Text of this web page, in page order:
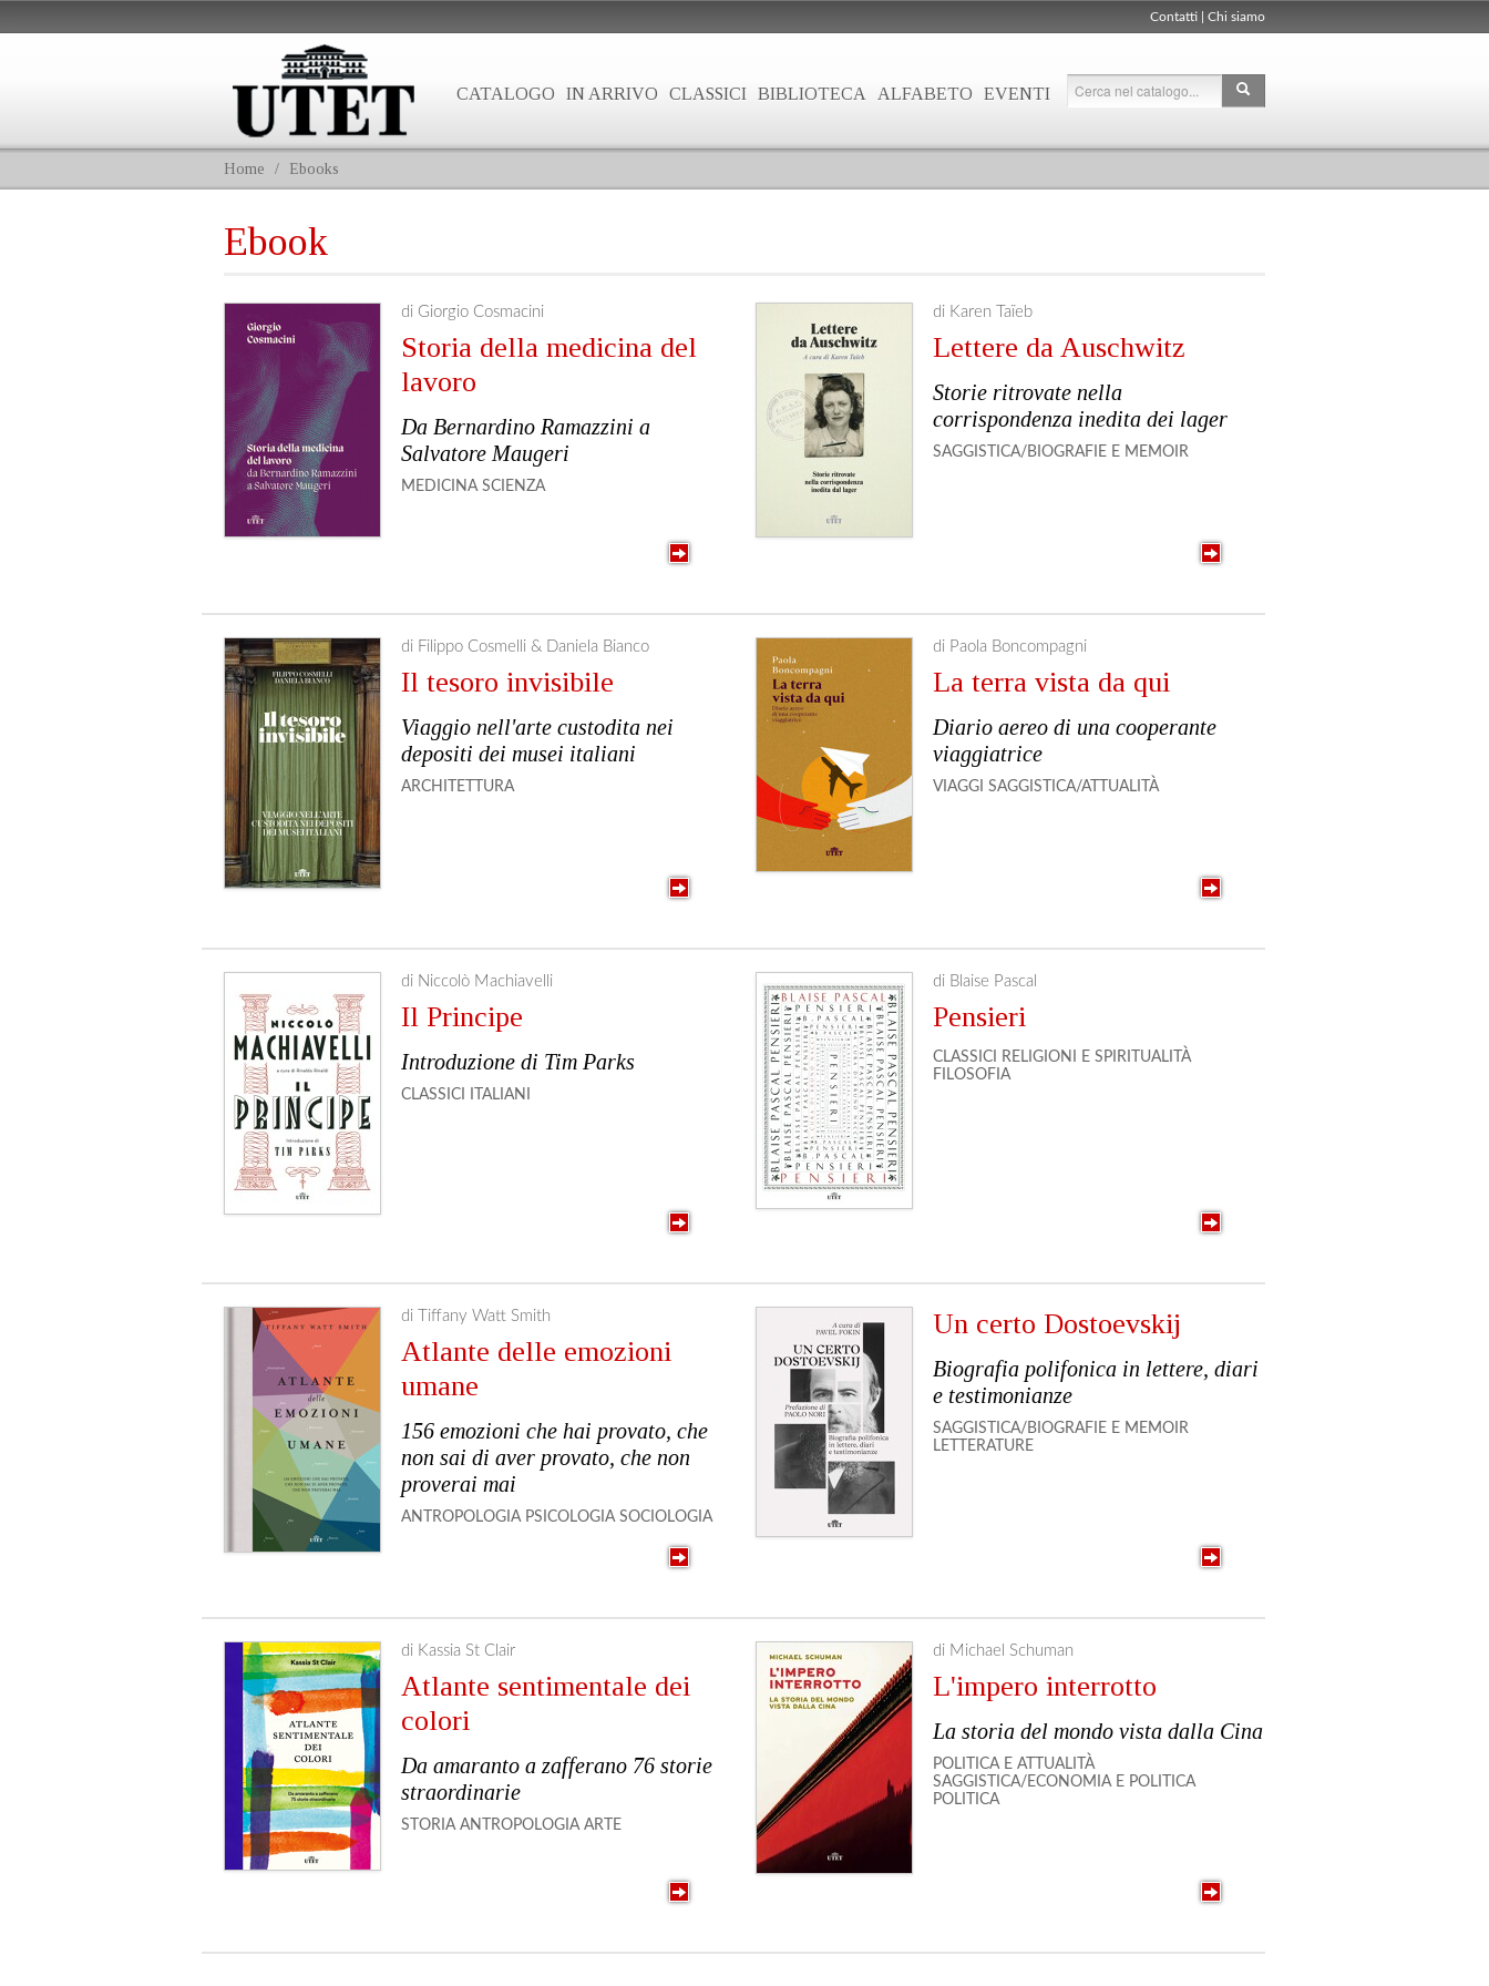
Contatti Chi siamo
CATALOGO IN ARRIVO CLASSICI BIBLIOTECA ALFABETO EVENTI
Home / Ebooks
Ebook
di Giorgio Cosmacini
Storia della medicina del
lavoro
Da Bernardino Ramazzini a
Salvatore Maugeri
MEDICINA SCIENZA
di Karen Taïeb
Lettere da Auschwitz
Storie ritrovate nella
corrispondenza inedita dei lager
SAGGISTICA/BIOGRAFIE E MEMOIR
di Filippo Cosmelli & Daniela Bianco
Il tesoro invisibile
Viaggio nell'arte custodita nei
depositi dei musei italiani
ARCHITETTURA
di Paola Boncompagni
La terra vista da qui
Diario aereo di una cooperante
viaggiatrice
VIAGGI SAGGISTICA/ATTUALITÀ
di Niccolò Machiavelli
Il Principe
Introduzione di Tim Parks
CLASSICI ITALIANI
di Blaise Pascal
Pensieri
CLASSICI
RELIGIONI E SPIRITUALITÀ
FILOSOFIA
di Tiffany Watt Smith
Atlante delle emozioni
umane
156 emozioni che hai provato, che
non sai di aver provato, che non
proverai mai
ANTROPOLOGIA PSICOLOGIA SOCIOLOGIA
Un certo Dostoevskij
Biografia polifonica in lettere, diari
e testimonianze
SAGGISTICA/BIOGRAFIE E MEMOIR
LETTERATURE
di Kassia St Clair
Atlante sentimentale dei
colori
Da amaranto a zafferano 76 storie
straordinarie
STORIA ANTROPOLOGIA ARTE
di Michael Schuman
L'impero interrotto
La storia del mondo vista dalla Cina
POLITICA E ATTUALITÀ
SAGGISTICA/ECONOMIA E POLITICA
POLITICA